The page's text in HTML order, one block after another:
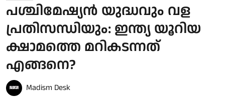
പശ്ചിമേഷ്യന്‍ യുദ്ധവും വള
പ്രതിസന്ധിയും: ഇന്ത്യ യൂറിയ
ക്ഷാമത്തെ മറികടന്നത്
എങ്ങനെ?
Madism Desk